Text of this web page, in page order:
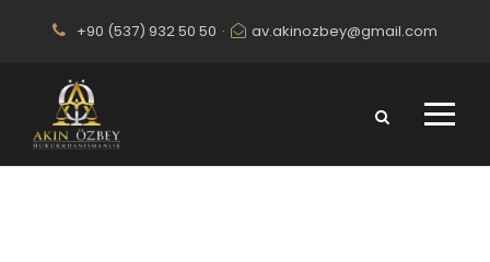
+90 (537) 932 50 50 · av.akinozbey@gmail.com